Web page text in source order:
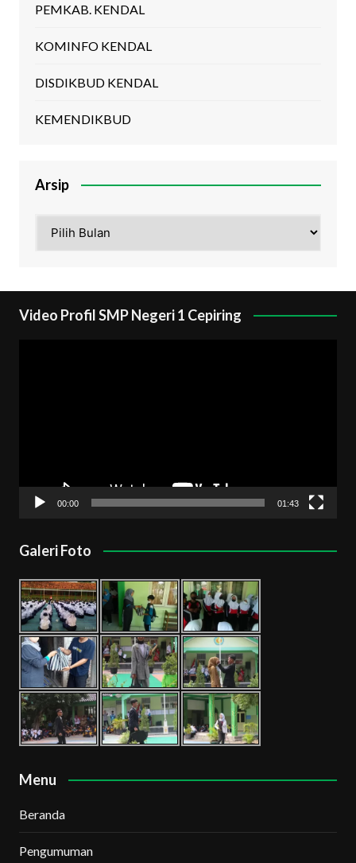
PEMKAB. KENDAL
KOMINFO KENDAL
DISDIKBUD KENDAL
KEMENDIKBUD
Arsip
Video Profil SMP Negeri 1 Cepiring
00:00 01:43
Galeri Foto
Menu
Beranda
Pengumuman